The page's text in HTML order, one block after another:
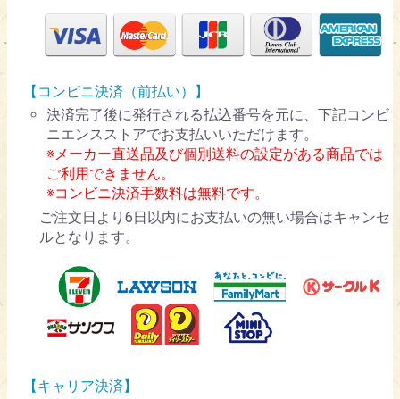
【コンビニ決済（前払い）】
決済完了後に発行される払込番号を元に、下記コンビ
ニエンスストアでお支払いいただけます。
※メーカー直送品及び個別送料の設定がある商品では
ご利用できません。
※コンビニ決済手数料は無料です。
ご注文日より6日以内にお支払いの無い場合はキャンセ
ルとなります。
【キャリア決済】